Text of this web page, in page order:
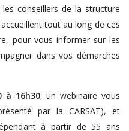
conseillers de la structure
tout au long de ces
pour vous informer sur les
dans vos démarches
à 16h30, un webinaire vous
par la CARSAT), et
à partir de 55 ans